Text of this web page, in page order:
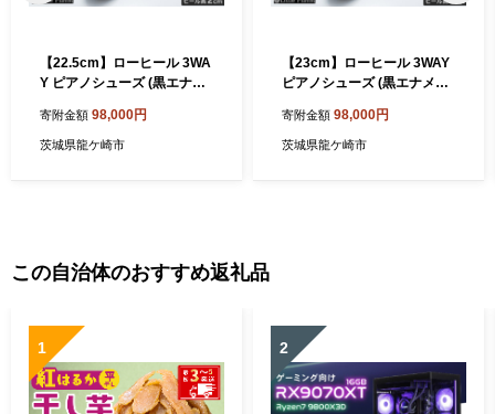
【22.5cm】ローヒール 3WA
Y ピアノシューズ (黒エナメ
ューズ レディース 日本製 特
許取得 滑り止め付 負担軽減
寄附金額 98,000円
茨城県龍ケ崎市
【23cm】ローヒール 3WAY
ピアノシューズ (黒エナメ
ューズ レディース 日本製 特
許取得 滑り止め付 負担軽減
寄附金額 98,000円
茨城県龍ケ崎市
この自治体のおすすめ返礼品
1 2